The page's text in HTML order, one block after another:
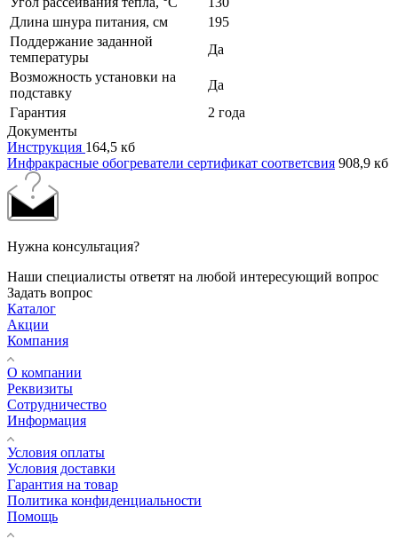
Длина шнура питания, см
195
Поддержание заданной
температуры
Да
Возможность установки на
подставку
Да
Гарантия
2 года
Документы
Инструкция 164,5 кб
Инфракрасные обогреватели сертификат соответсвия 908,9 кб
Нужна консультация?
Наши специалисты ответят на любой интересующий вопрос
Задать вопрос
Каталог
Акции
Компания
О компании
Реквизиты
Сотрудничество
Информация
Условия оплаты
Условия доставки
Гарантия на товар
Политика конфиденциальности
Помощь